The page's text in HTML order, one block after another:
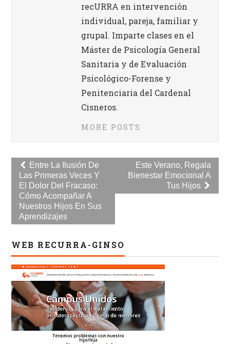
recURRA en intervención
individual, pareja, familiar y
grupal. Imparte clases en el
Máster de Psicología General
Sanitaria y de Evaluación
Psicológico-Forense y
Penitenciaria del Cardenal
Cisneros.
MORE POSTS
Navegación
de
entradas
Entre La Ilusión De
Las Primeras Veces Y
El Dolor Del Fracaso:
Cómo Acompañar A
Nuestros Hijos En Sus
Aprendizajes
Este Verano, Regala
Bienestar Emocional A
Tus Hijos
WEB RECURRA-GINSO